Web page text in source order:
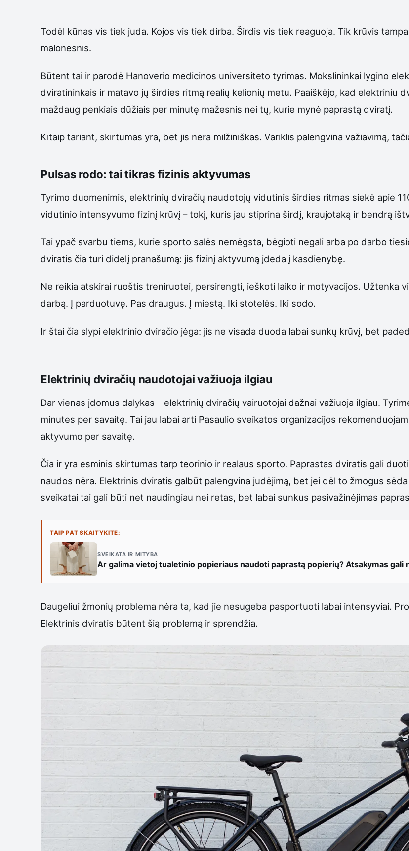
Todėl kūnas vis tiek juda. Kojos vis tiek dirba. Širdis vis tiek reaguoja. Tik krūvis
malonesnis.
Būtent tai ir parodė Hanoverio medicinos universiteto tyrimas. Mokslininkai lygino
dviratininkais ir matavo jų širdies ritmą realių kelionių metu. Paaiškėjo, kad elektriniu
maždaug penkiais dūžiais per minutę mažesnis nei tų, kurie mynė paprastą dviratį.
Kitaip tariant, skirtumas yra, bet jis nėra milžiniškas. Variklis palengvina važiavimą,
Pulsas rodo: tai tikras fizinis aktyvumas
Tyrimo duomenimis, elektrinių dviračių naudotojų vidutinis širdies ritmas siekė apie
vidutinio intensyvumo fizinį krūvį – tokį, kuris jau stiprina širdį, kraujotaką ir bendrą
Tai ypač svarbu tiems, kurie sporto salės nemėgsta, bėgioti negali arba po darbo
dviratis čia turi didelį pranašumą: jis fizinį aktyvumą įdeda į kasdienybę.
Ne reikia atskirai ruoštis treniruotei, persirengti, ieškoti laiko ir motyvacijos. Užtenka
darbą. Į parduotuvę. Pas draugus. Į miestą. Iki stotelės. Iki sodo.
Ir štai čia slypi elektrinio dviračio jėga: jis ne visada duoda labai sunkų krūvį, bet
Elektrinių dviračių naudotojai važiuoja ilgiau
Dar vienas įdomus dalykas – elektrinių dviračių vairuotojai dažnai važiuoja ilgiau.
minutes per savaitę. Tai jau labai arti Pasaulio sveikatos organizacijos
aktyvumo per savaitę.
Čia ir yra esminis skirtumas tarp teorinio ir realaus sporto. Paprastas dviratis gali
naudos nėra. Elektrinis dviratis galbūt palengvina judėjimą, bet jei dėl to žmogus
sveikatai tai gali būti net naudingiau nei retas, bet labai sunkus pasivažinėjimas
TAIP PAT SKAITYKITE:
SVEIKATA IR MITYBA
Ar galima vietoj tualetinio popieriaus naudoti paprastą popierių? Atsakymas gali
Daugeliui žmonių problema nėra ta, kad jie nesugeba pasportuoti labai intensyviai.
Elektrinis dviratis būtent šią problemą ir sprendžia.